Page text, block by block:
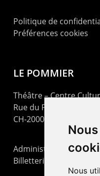
Nous
Politique de
Préférences cookies
LE POMMIER
Théâtre – Centre
Rue du Pommier 9
CH-2000 Neuchâtel
Administration : +41 32
Billetterie : +41 32 725